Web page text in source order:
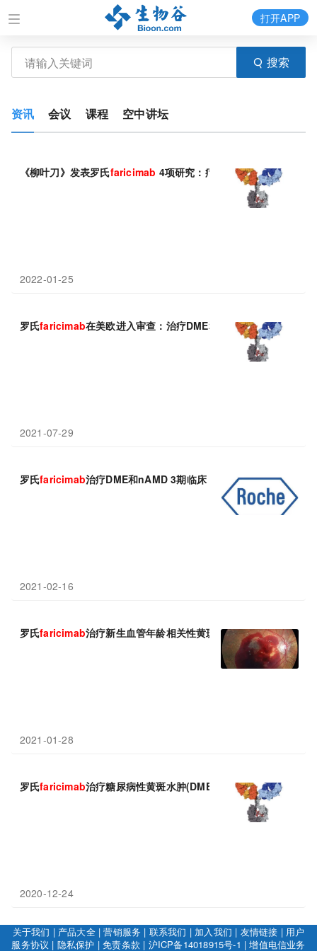
搜索
打开APP
资讯 会议 课程 空中讲坛
《柳叶刀》发表罗氏faricimab 4项研究：疗效媲美Eylea，治疗间
2022-01-25
罗氏faricimab在美欧进入审查：治疗DME和nAMD疗效媲美
2021-07-29
罗氏faricimab治疗DME和nAMD 3期临床：疗效媲美Eylea，治疗
2021-02-16
罗氏faricimab治疗新生血管年龄相关性黄斑变性(nAMD)3期临床
2021-01-28
罗氏faricimab治疗糖尿病性黄斑水肿(DME)2项全球3期研究获得
2020-12-24
关于我们 | 产品大全|营销服务 | 联系我们 | 加入我们 | 友情链接 | 用户
服务协议 | 隐私保护 |免责条款 | 沪ICP备14018915号-1 |增值电信业务